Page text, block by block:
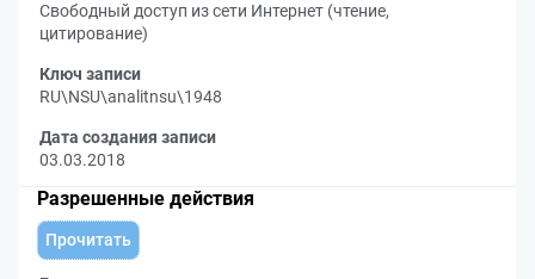
Свободный доступ из сети Интернет (чтение,
цитирование)
Ключ записи
RU\NSU\analitnsu\1948
Дата создания записи
03.03.2018
Разрешенные действия
Прочитать